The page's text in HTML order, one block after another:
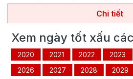
Chi tiết
Xem ngày tốt xấu
2020 2021 2022 2023
2026
2027 2028 2029